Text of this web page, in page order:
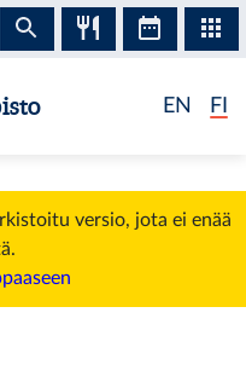
EN FI
versio, jota ei enää